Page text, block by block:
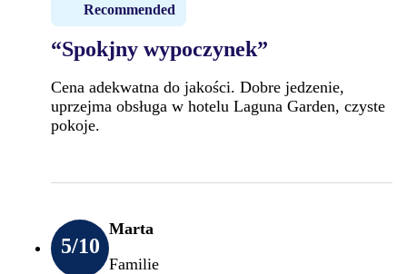
Recommended
“Spokjny wypoczynek”
Cena adekwatna do jakości. Dobre jedzenie,
uprzejma obsługa w hotelu Laguna Garden, czyste
pokoje.
5/10
Marta
Familie